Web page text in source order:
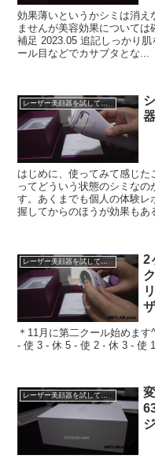
効果薄いというかシミは消
ませんが美容効果について
補足 2023.05 追記しっかり
ール目などでカサブタとな...
はじめに、使ってみて感じ
ってどういう状態のシミな
す。あくまでも個人の体験
握してからのほうが効果も
レーザー美顔器を試してみる
2
＊11月に第二クール始めま
- 使 3 - 休 5 - 使 2 - 休 3 - 使